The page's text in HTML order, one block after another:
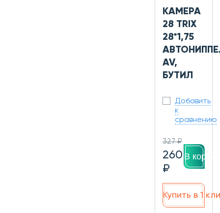
КАМЕРА
28 TRIX
28*1,75
AV,
БУТИЛ
Добавить
к
сравнению
327 ₽
260
₽
В
Купить в 1